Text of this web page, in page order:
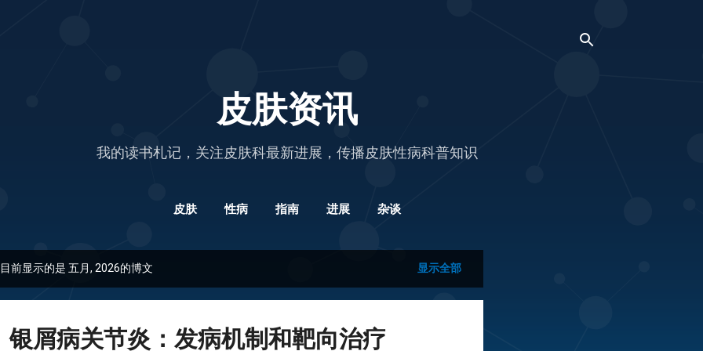
皮肤资讯
我的读书札记，关注皮肤科最新进展，传播皮肤性病科普知识
皮肤 性病 指南 进展 杂谈
目前显示的是 五月, 2026的博文 显示全部
银屑病关节炎：发病机制和靶向治疗